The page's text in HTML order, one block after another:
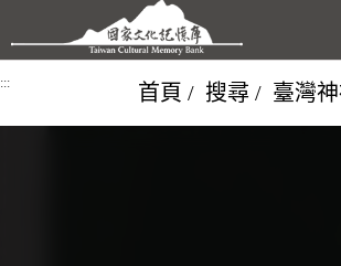
跳到主要內容區塊
::: 首頁 搜尋 臺灣